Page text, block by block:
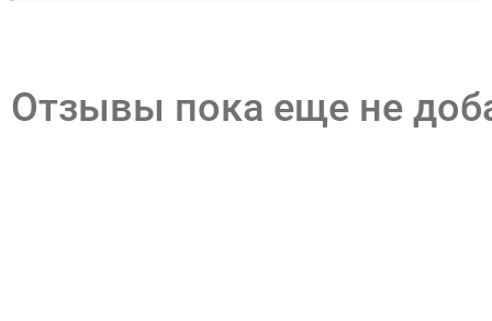
Отзывы пока еще не